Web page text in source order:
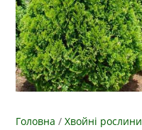
Головна /Хвойні рослини